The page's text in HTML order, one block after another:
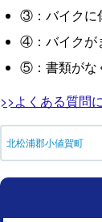
③：バイクに
④：バイクが
⑤：書類がな
>>よくある質問
北松浦郡小値賀町